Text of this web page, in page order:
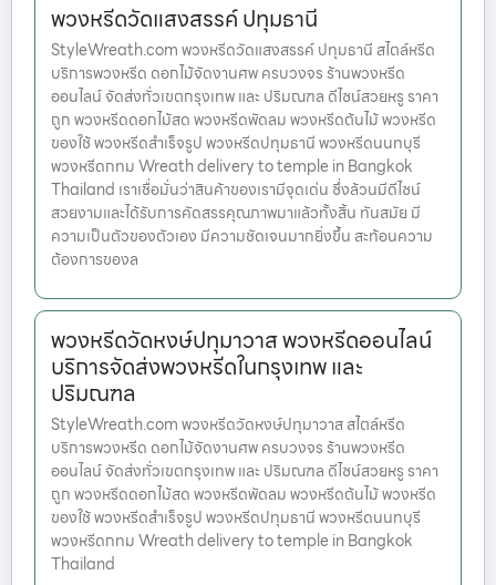
พวงหรีดวัดแสงสรรค์ ปทุมธานี
StyleWreath.com พวงหรีดวัดแสงสรรค์ ปทุมธานี สไตล์หรีด
บริการพวงหรีด ดอกไม้จัดงานศพ ครบวงจร ร้านพวงหรีด
ออนไลน์ จัดส่งทั่วเขตกรุงเทพ และ ปริมณฑล ดีไซน์สวยหรู ราคา
ถูก พวงหรีดดอกไม้สด พวงหรีดพัดลม พวงหรีดต้นไม้ พวงหรีด
ของใช้ พวงหรีดสำเร็จรูป พวงหรีดปทุมธานี พวงหรีดนนทบุรี
พวงหรีดกทม Wreath delivery to temple in Bangkok
Thailand เราเชื่อมั่นว่าสินค้าของเรามีจุดเด่น ซึ่งล้วนมีดีไซน์
สวยงามและได้รับการคัดสรรคุณภาพมาแล้วทั้งสิ้น ทันสมัย มี
ความเป็นตัวของตัวเอง มีความชัดเจนมากยิ่งขึ้น สะท้อนความ
ต้องการของล
พวงหรีดวัดหงษ์ปทุมาวาส พวงหรีดออนไลน์
บริการจัดส่งพวงหรีดในกรุงเทพ และ
ปริมณฑล
StyleWreath.com พวงหรีดวัดหงษ์ปทุมาวาส สไตล์หรีด
บริการพวงหรีด ดอกไม้จัดงานศพ ครบวงจร ร้านพวงหรีด
ออนไลน์ จัดส่งทั่วเขตกรุงเทพ และ ปริมณฑล ดีไซน์สวยหรู ราคา
ถูก พวงหรีดดอกไม้สด พวงหรีดพัดลม พวงหรีดต้นไม้ พวงหรีด
ของใช้ พวงหรีดสำเร็จรูป พวงหรีดปทุมธานี พวงหรีดนนทบุรี
พวงหรีดกทม Wreath delivery to temple in Bangkok
Thailand